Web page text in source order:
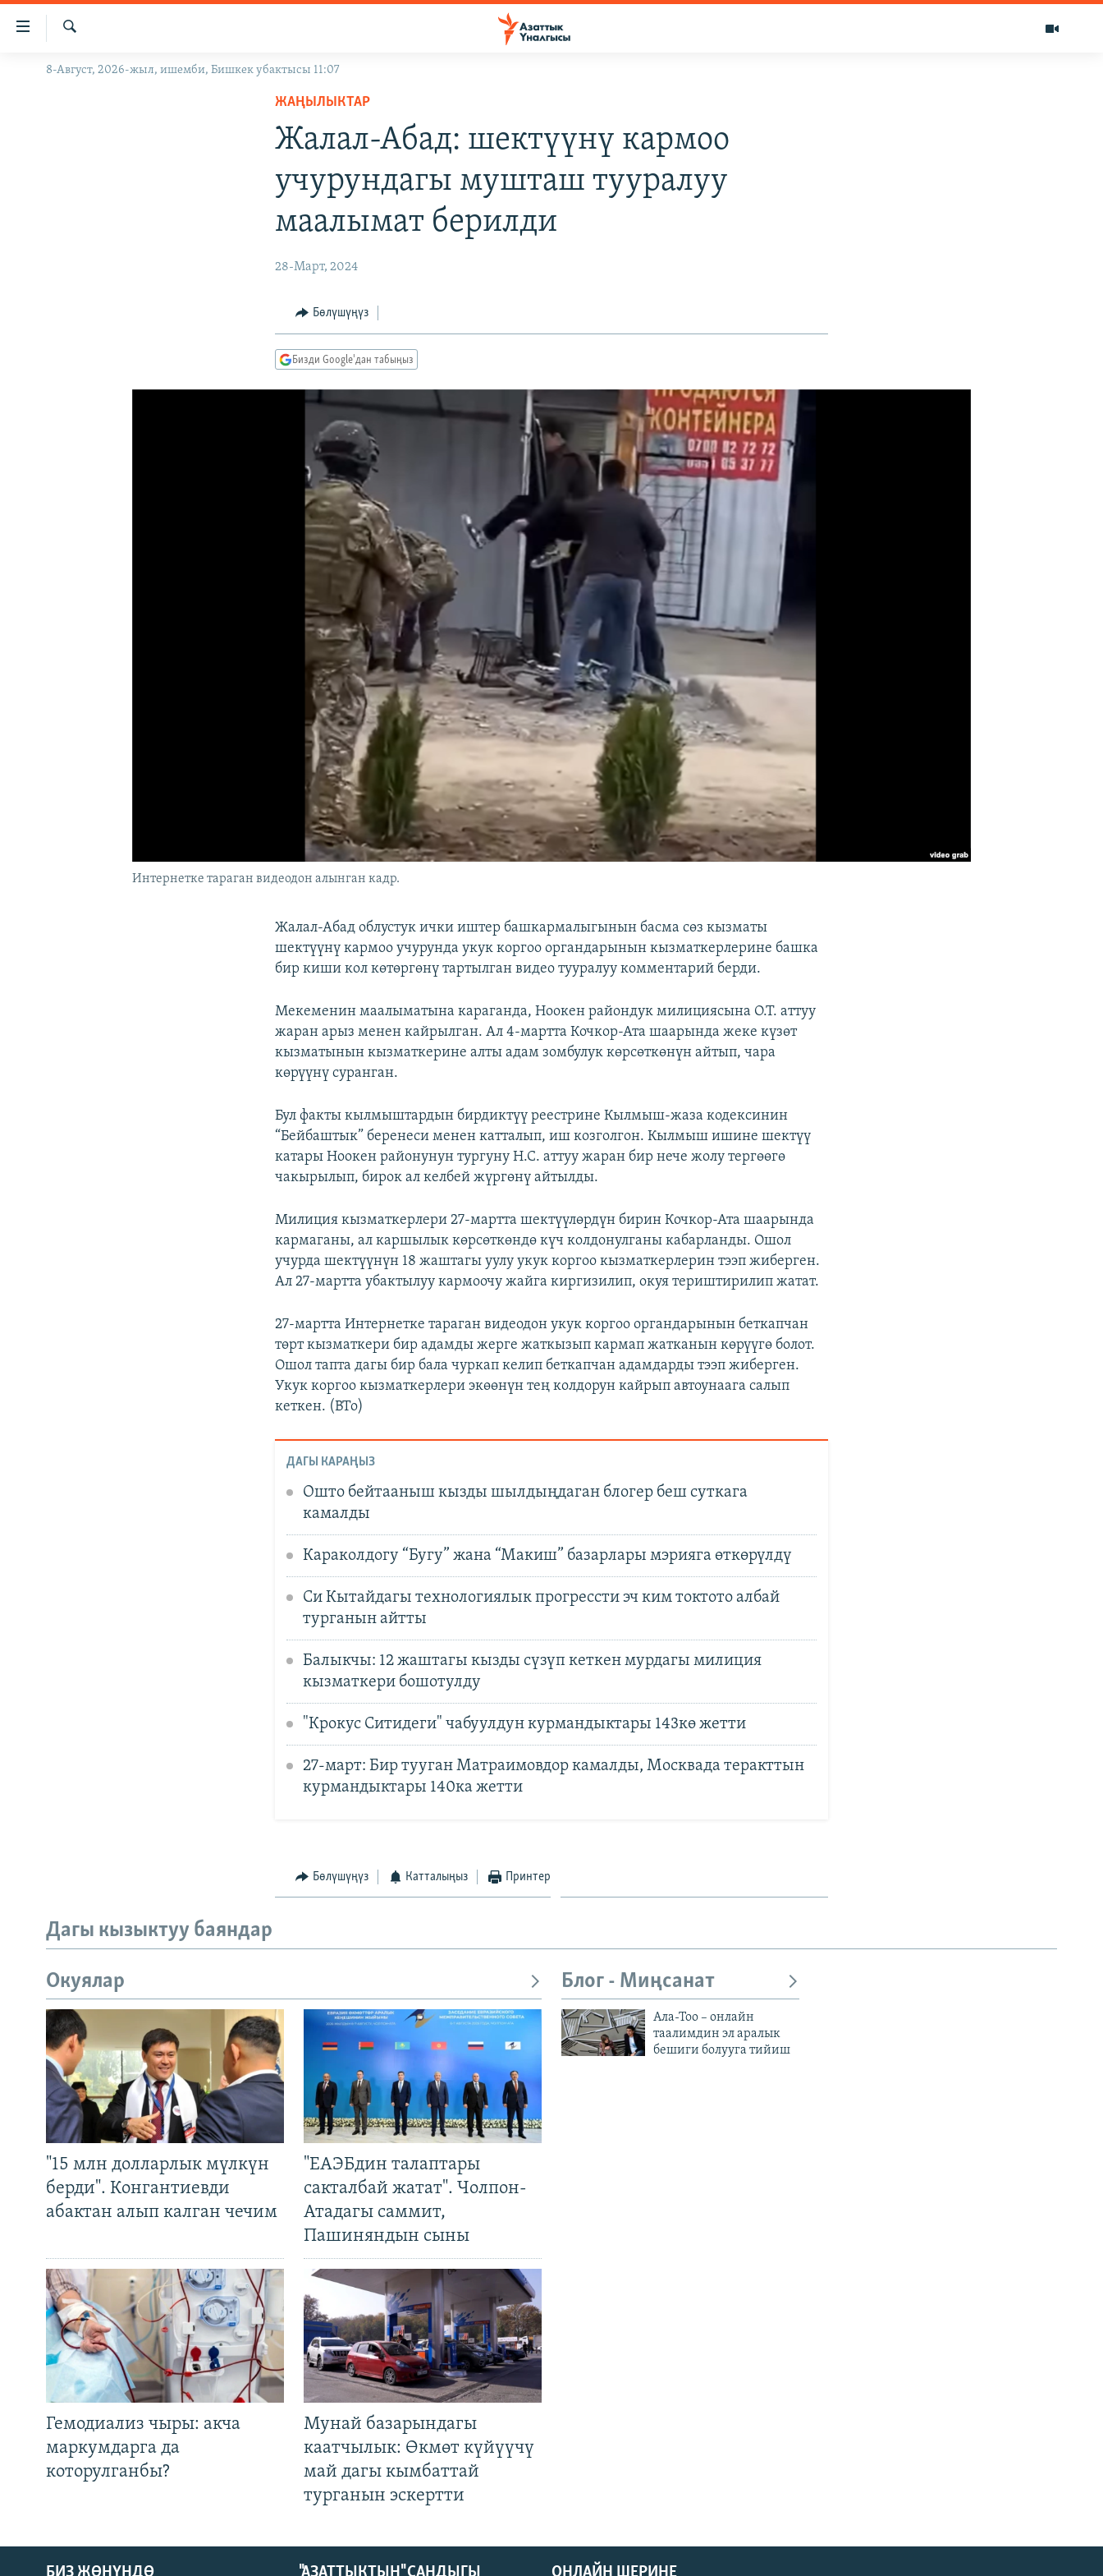
Линктер
Мазмунга
Навигацияга
ЖАҢЫЛЫКТАР
Издөө
8-Август, 2026-жыл, ишемби, Бишкек убактысы 11:07
ЖАҢЫЛЫКТАР
Жалал-Абад: шектүүнү кармоо
учурундагы мушташ тууралуу
маалымат берилди
28-Март, 2024
Бөлүшүңүз
Бизди Google'дан табыңыз
Интернетке тараган видеодон алынган кадр.
Жалал-Абад облустук ички иштер башкармалыгынын басма сөз кызматы
шектүүнү кармоо учурунда укук коргоо органдарынын кызматкерлерине башка
бир киши кол көтөргөнү тартылган видео тууралуу комментарий берди.
Мекеменин маалыматына караганда, Ноокен райондук милициясына О.Т. аттуу
жаран арыз менен кайрылган. Ал 4-мартта Кочкор-Ата шаарында жеке күзөт
кызматынын кызматкерине алты адам зомбулук көрсөткөнүн айтып, чара
көрүүнү суранган.
Бул факты кылмыштардын бирдиктүү реестрине Кылмыш-жаза кодексинин
“Бейбаштык” беренеси менен катталып, иш козголгон. Кылмыш ишине шектүү
катары Ноокен районунун тургуну Н.С. аттуу жаран бир нече жолу тергөөгө
чакырылып, бирок ал келбей жүргөнү айтылды.
Милиция кызматкерлери 27-мартта шектүүлөрдүн бирин Кочкор-Ата шаарында
кармаганы, ал каршылык көрсөткөндө күч колдонулганы кабарланды. Ошол
учурда шектүүнүн 18 жаштагы уулу укук коргоо кызматкерлерин тээп жиберген.
Ал 27-мартта убактылуу кармоочу жайга киргизилип, окуя териштирилип жатат.
27-мартта Интернетке тараган видеодон укук коргоо органдарынын беткапчан
төрт кызматкери бир адамды жерге жаткызып кармап жатканын көрүүгө болот.
Ошол тапта дагы бир бала чуркап келип беткапчан адамдарды тээп жиберген.
Укук коргоо кызматкерлери экөөнүн тең колдорун кайрып автоунаага салып
кеткен. (BTo)
ДАГЫ КАРАҢЫЗ
Ошто бейтааныш кызды шылдыңдаган блогер беш суткага
камалды
Караколдогу “Бугу” жана “Макиш” базарлары мэрияга өткөрүлдү
Си Кытайдагы технологиялык прогрессти эч ким токтото албай
турганын айтты
Балыкчы: 12 жаштагы кызды сүзүп кеткен мурдагы милиция
кызматкери бошотулду
"Крокус Ситидеги" чабуулдун курмандыктары 143кө жетти
27-март: Бир тууган Матраимовдор камалды, Москвада теракттын
курмандыктары 140ка жетти
Бөлүшүңүз Катталыңыз Принтер
Дагы кызыктуу баяндар
Окуялар
"15 млн долларлык мүлкүн
берди". Конгантиевди
абактан алып калган чечим
"ЕАЭБдин талаптары
сакталбай жатат". Чолпон-
Атадагы саммит,
Пашиняндын сыны
Гемодиализ чыры: акча
маркумдарга да
которулганбы?
Мунай базарындагы
каатчылык: Өкмөт күйүүчү
май дагы кымбаттай
турганын эскертти
Блог - Миңсанат
Ала-Тоо – онлайн
таалимдин эл аралык
бешиги болууга тийиш